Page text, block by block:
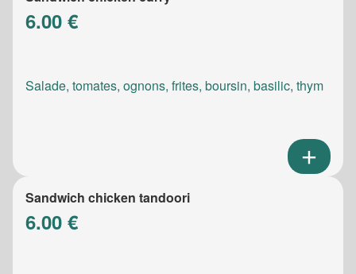
6.00 €
Salade, tomates, ognons, frites, boursin, basilic, thym
Sandwich chicken tandoori
6.00 €